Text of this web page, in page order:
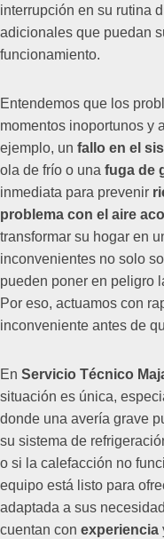
interrupción en su rutina
adicionales que puedan
funcionamiento.
Entendemos que los
momentos inoportunos y
ejemplo, un fallo en el
ola de frío o una fuga de
inmediata para prevenir
problema con el aire
transformar su hogar en
inconvenientes no solo
pueden poner en peligro
Por eso, actuamos con
inconveniente antes de
En Servicio Técnico
situación es única,
donde una avería grave
su sistema de
o si la calefacción no
equipo está listo para
adaptada a sus
cuentan con experiencia